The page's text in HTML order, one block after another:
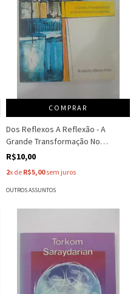
COMPRAR
Dos Reflexos A Reflexão - A
Grande Transformação No
Relacinamento Humano -
R$10,00
2x de R$5,00sem juros
OUTROS ASSUNTOS